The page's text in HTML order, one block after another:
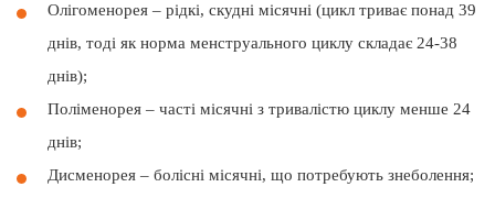
Олігоменорея – рідкі, скудні місячні (цикл триває понад 39
днів, тоді як норма менструального циклу складає 24-38
днів);
Поліменорея – часті місячні з тривалістю циклу менше 24
днів;
Дисменорея – болісні місячні, що потребують знеболення;